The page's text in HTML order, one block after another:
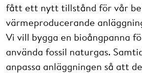
fått ett nytt tillstånd för vår
värmeproducerande
Vi vill bygga en bioångpanna
använda fossil naturgas.
anpassa anläggningen så att